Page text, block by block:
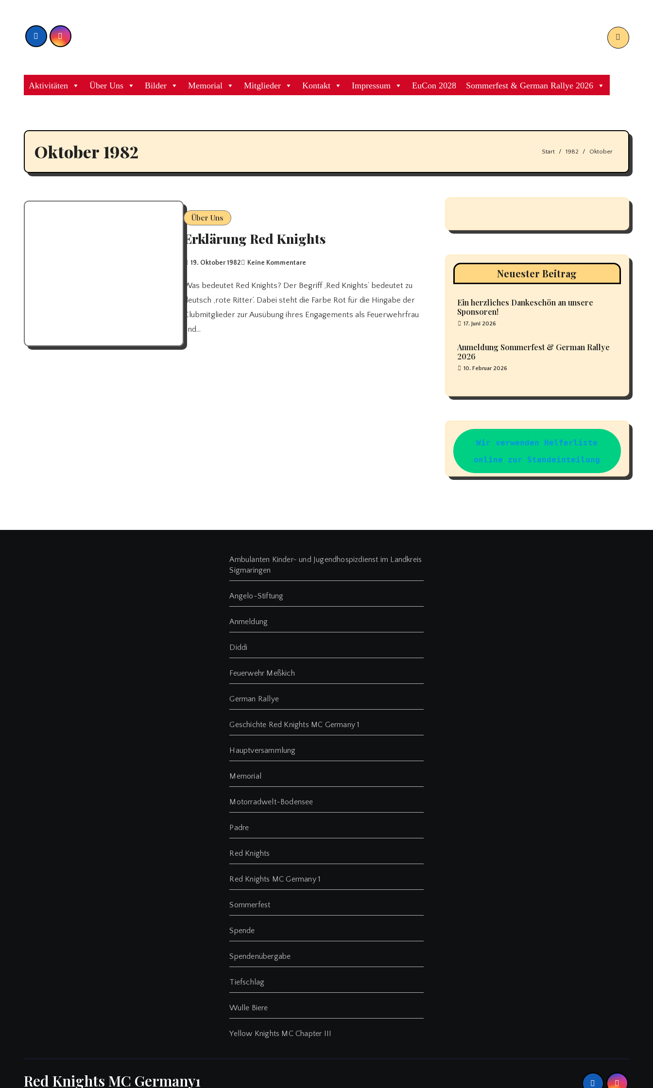
springen
Aktivitäten Über Uns Bilder Memorial Mitglieder Kontakt Impressum EuCon 2028 Sommerfest & German Rallye 2026
Oktober 1982 Start 1982 Oktober
Über Uns
Erklärung Red Knights
19. Oktober 1982 Keine Kommentare
Was bedeutet Red Knights? Der Begriff ‚Red Knights‘ bedeutet zu
deutsch ‚rote Ritter‘. Dabei steht die Farbe Rot für die Hingabe der
Clubmitglieder zur Ausübung ihres Engagements als Feuerwehrfrau
und…
Neuester Beitrag
Ein herzliches Dankeschön an unsere
Sponsoren!
17. Juni 2026
Anmeldung Sommerfest & German Rallye
2026
10. Februar 2026
Wir verwenden Helferliste
online zur Standeinteilung
Ambulanten Kinder- und Jugendhospizdienst im Landkreis
Sigmaringen
Angelo-Stiftung
Anmeldung
Diddi
Feuerwehr Meßkich
German Rallye
Geschichte Red Knights MC Germany 1
Hauptversammlung
Memorial
Motorradwelt-Bodensee
Padre
Red Knights
Red Knights MC Germany 1
Sommerfest
Spende
Spendenübergabe
Tiefschlag
Wulle Biere
Yellow Knights MC Chapter III
Red Knights MC Germany1